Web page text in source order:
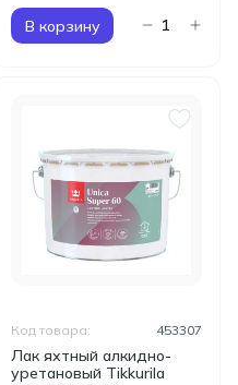
В корзину
Лак яхтный алкидно-
уретановый Tikkurila
Код товара: 453307